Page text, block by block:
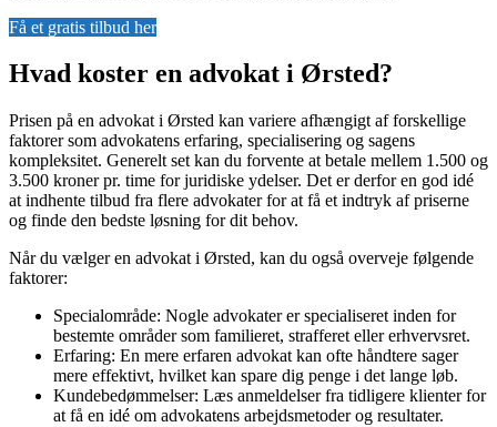
Få et gratis tilbud her
Hvad koster en advokat i Ørsted?
Prisen på en advokat i Ørsted kan variere afhængigt af forskellige
faktorer som advokatens erfaring, specialisering og sagens
kompleksitet. Generelt set kan du forvente at betale mellem 1.500 og
3.500 kroner pr. time for juridiske ydelser. Det er derfor en god idé
at indhente tilbud fra flere advokater for at få et indtryk af priserne
og finde den bedste løsning for dit behov.
Når du vælger en advokat i Ørsted, kan du også overveje følgende
faktorer:
Specialområde: Nogle advokater er specialiseret inden for
bestemte områder som familieret, strafferet eller erhvervsret.
Erfaring: En mere erfaren advokat kan ofte håndtere sager
mere effektivt, hvilket kan spare dig penge i det lange løb.
Kundebedømmelser: Læs anmeldelser fra tidligere klienter for
at få en idé om advokatens arbejdsmetoder og resultater.